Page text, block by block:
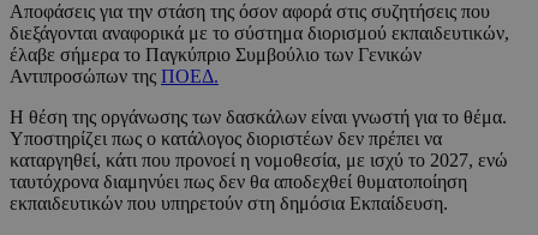
Αποφάσεις για την στάση της όσον αφορά στις συζητήσεις που
διεξάγονται αναφορικά με το σύστημα διορισμού εκπαιδευτικών,
έλαβε σήμερα το Παγκύπριο Συμβούλιο των Γενικών
Αντιπροσώπων της ΠΟΕΔ.
Η θέση της οργάνωσης των δασκάλων είναι γνωστή για το θέμα.
Υποστηρίζει πως ο κατάλογος διοριστέων δεν πρέπει να
καταργηθεί, κάτι που προνοεί η νομοθεσία, με ισχύ το 2027, ενώ
ταυτόχρονα διαμηνύει πως δεν θα αποδεχθεί θυματοποίηση
εκπαιδευτικών που υπηρετούν στη δημόσια Εκπαίδευση.